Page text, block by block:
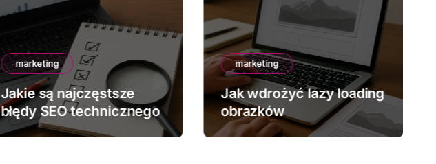
marketing
Jakie są najczęstsze
błędy SEO technicznego
marketing
Jak wdrożyć lazy loading
obrazków